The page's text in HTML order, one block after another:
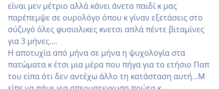
είναι μεν μέτριο αλλά κάνει άνετα παιδί κ μας
παρέπεμψε σε ουρολόγο όπου κ γίναν εξετάσεις στο
σύζυγό όλες φυσιολικες κνετσι απλά πέντε βιταμίνες
για 3 μήνες....
Η αποτυχία από μήνα σε μήνα η ψυχολογία στα
πατώματα κ έτσι μια μέρα που πήγα για το ετήσιο Παπ
του είπα ότι δεν αντέχω άλλο τη κατάσταση αυτή...Μ